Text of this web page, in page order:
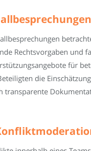
Rechtsvorgaben und
für
die
transparente